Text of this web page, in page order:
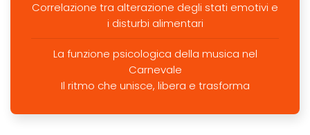
Correlazione tra alterazione degli stati emotivi e
i disturbi alimentari
La funzione psicologica della musica nel
Carnevale
Il ritmo che unisce, libera e trasforma